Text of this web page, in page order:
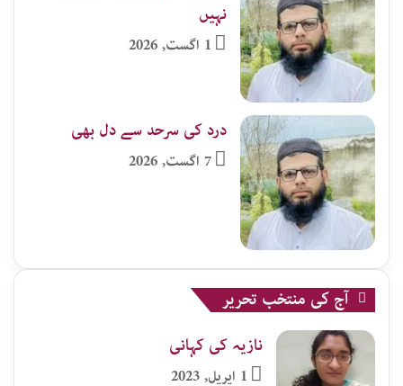
نہیں
1 اگست, 2026
درد کی سرحد سے دل بھی
7 اگست, 2026
آج کی منتخب تحریر
نازیہ کی کہانی
1 اپریل, 2023